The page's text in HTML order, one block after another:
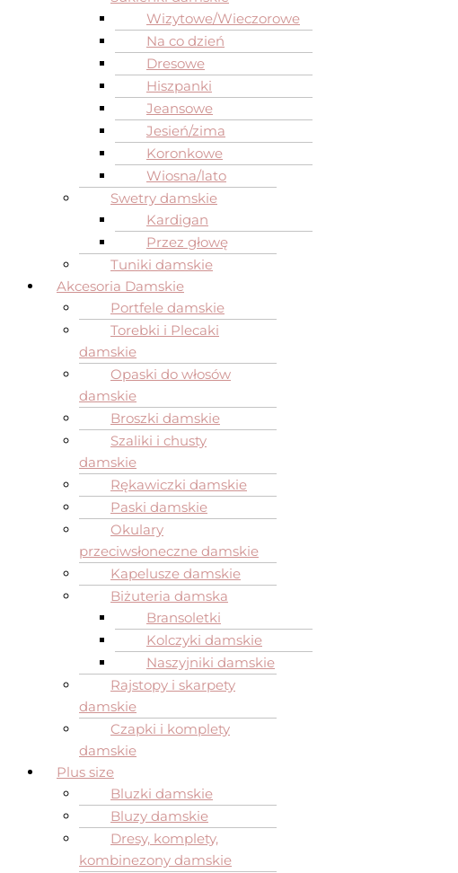
Wizytowe/Wieczorowe
Na co dzień
Dresowe
Hiszpanki
Jeansowe
Jesień/zima
Koronkowe
Wiosna/lato
Swetry damskie
Kardigan
Przez głowę
Tuniki damskie
Akcesoria Damskie
Portfele damskie
Torebki i Plecaki
damskie
Opaski do włosów
damskie
Broszki damskie
Szaliki i chusty
damskie
Rękawiczki damskie
Paski damskie
Okulary
przeciwsłoneczne damskie
Kapelusze damskie
Biżuteria damska
Bransoletki
Kolczyki damskie
Naszyjniki damskie
Rajstopy i skarpety
damskie
Czapki i komplety
damskie
Plus size
Bluzki damskie
Bluzy damskie
Dresy, komplety,
kombinezony damskie